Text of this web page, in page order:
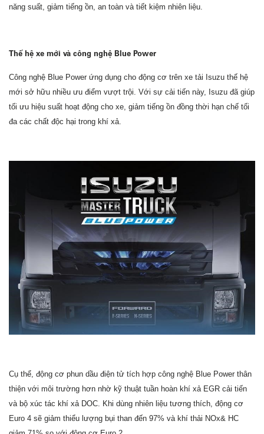
năng suất, giảm tiếng ồn, an toàn và tiết kiệm nhiên liệu.
Thế hệ xe mới và công nghệ Blue Power
Công nghệ Blue Power ứng dụng cho động cơ trên xe tải Isuzu thế hệ
mới sở hữu nhiều ưu điểm vượt trội. Với sự cải tiến này, Isuzu đã giúp
tối ưu hiệu suất hoạt động cho xe, giảm tiếng ồn đồng thời hạn chế tối
đa các chất độc hại trong khí xả.
Cụ thể, động cơ phun dầu điện tử tích hợp công nghệ Blue Power thân
thiện với môi trường hơn nhờ kỹ thuật tuần hoàn khí xả EGR cải tiến
và bộ xúc tác khí xả DOC. Khi dùng nhiên liệu tương thích, động cơ
Euro 4 sẽ giảm thiểu lượng bụi than đến 97% và khí thải NOx& HC